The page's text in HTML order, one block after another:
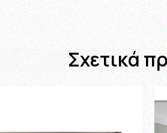
Σχετικά